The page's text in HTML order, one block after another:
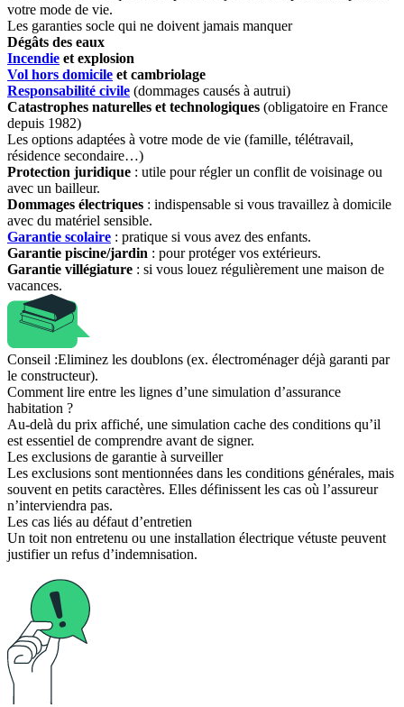
votre mode de vie.
Les garanties socle qui ne doivent jamais manquer
Dégâts des eaux
Incendie et explosion
Vol hors domicile et cambriolage
Responsabilité civile (dommages causés à autrui)
Catastrophes naturelles et technologiques (obligatoire en France
depuis 1982)
Les options adaptées à votre mode de vie (famille, télétravail,
résidence secondaire…)
Protection juridique : utile pour régler un conflit de voisinage ou
avec un bailleur.
Dommages électriques : indispensable si vous travaillez à domicile
avec du matériel sensible.
Garantie scolaire : pratique si vous avez des enfants.
Garantie piscine/jardin : pour protéger vos extérieurs.
Garantie villégiature : si vous louez régulièrement une maison de
vacances.
Conseil :Eliminez les doublons (ex. électroménager déjà garanti par
le constructeur).
Comment lire entre les lignes d’une simulation d’assurance
habitation ?
Au-delà du prix affiché, une simulation cache des conditions qu’il
est essentiel de comprendre avant de signer.
Les exclusions de garantie à surveiller
Les exclusions sont mentionnées dans les conditions générales, mais
souvent en petits caractères. Elles définissent les cas où l’assureur
n’interviendra pas.
Les cas liés au défaut d’entretien
Un toit non entretenu ou une installation électrique vétuste peuvent
justifier un refus d’indemnisation.